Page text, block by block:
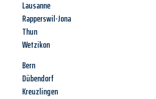
Lausanne
Rapperswil-Jona
Thun
Wetzikon
Bern
Dübendorf
Kreuzlingen